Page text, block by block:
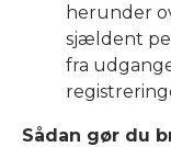
herunder
sjældent
fra
Sådan gør du